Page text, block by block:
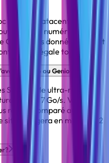
dans un datacenter
numérique et la
Vos données restent
légale totale.
Hostino ou Genious?
SSD NVMe ultra-rapides
jusqu'à 7 Go/s. Vous
rapide comparé aux
chargera en moins de 2